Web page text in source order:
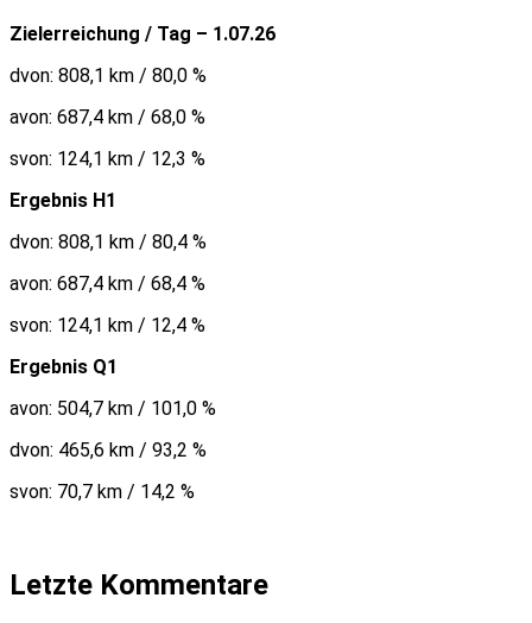
Zielerreichung / Tag – 1.07.26
dvon: 808,1 km / 80,0 %
avon: 687,4 km / 68,0 %
svon: 124,1 km / 12,3 %
Ergebnis H1
dvon: 808,1 km / 80,4 %
avon: 687,4 km / 68,4 %
svon: 124,1 km / 12,4 %
Ergebnis Q1
avon: 504,7 km / 101,0 %
dvon: 465,6 km / 93,2 %
svon: 70,7 km / 14,2 %
Letzte Kommentare